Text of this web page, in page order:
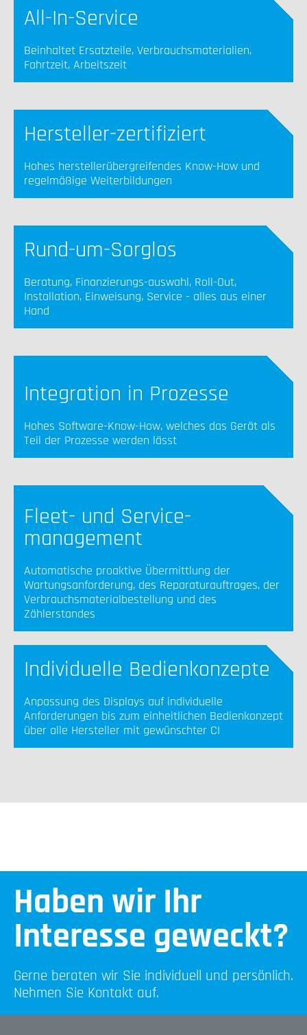
All-In-Service
Beinhaltet Ersatzteile, Verbrauchsmaterialien,
Fahrtzeit, Arbeitszeit
Hersteller-zertifiziert
Hohes herstellerübergreifendes Know-How und
regelmäßige Weiterbildungen
Rund-um-Sorglos
Beratung, Finanzierungs-auswahl, Roll-Out,
Installation, Einweisung, Service - alles aus einer
Hand
Integration in Prozesse
Hohes Software-Know-How, welches das Gerät als
Teil der Prozesse werden lässt
Fleet- und Service-
management
Automatische proaktive Übermittlung der
Wartungsanforderung, des Reparaturauftrages, der
Verbrauchsmaterialbestellung und des
Zählerstandes
Individuelle Bedienkonzepte
Anpassung des Displays auf individuelle
Anforderungen bis zum einheitlichen Bedienkonzept
über alle Hersteller mit gewünschter CI
Haben wir Ihr
Interesse geweckt?
Gerne beraten wir Sie individuell und persönlich.
Nehmen Sie Kontakt auf.